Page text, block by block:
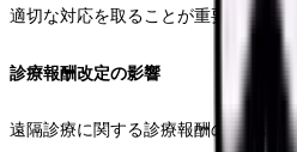
適切な対応を取ることが重要です。
診療報酬改定の影響
遠隔診療に関する診療報酬の改定に